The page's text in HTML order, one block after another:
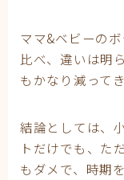
ママ&ベビーの
比べ、違いは明
もかなり減って
結論としては、
トだけでも、た
もダメで、時期